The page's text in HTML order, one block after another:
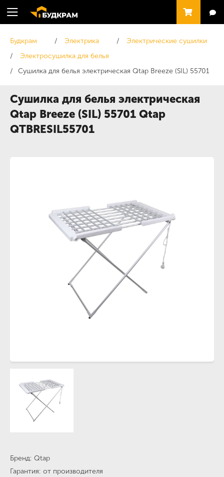
Будкрам Электрика
Электрические сушилки
Электросушилка для белья
Сушилка для белья электрическая Qtap Breeze (SIL) 55701
Сушилка для белья электрическая
Qtap Breeze (SIL) 55701 Qtap
QTBRESIL55701
Бренд Qtap
Гарантия от производителя